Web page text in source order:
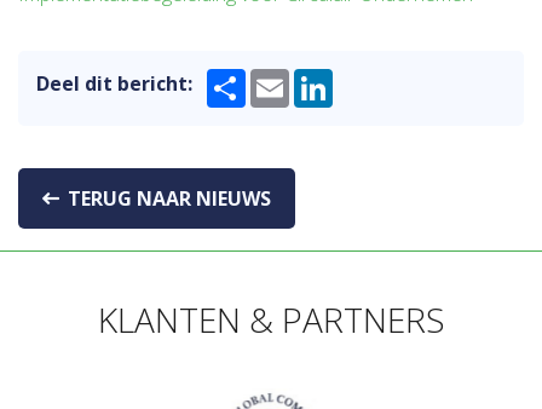
Deel dit bericht: ShareEmail
TERUG NAAR NIEUWS
KLANTEN & PARTNERS